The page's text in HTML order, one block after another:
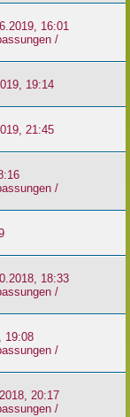
16:01
/
19:14
21:45
/
18:33
/
19:08
/
20:17
/